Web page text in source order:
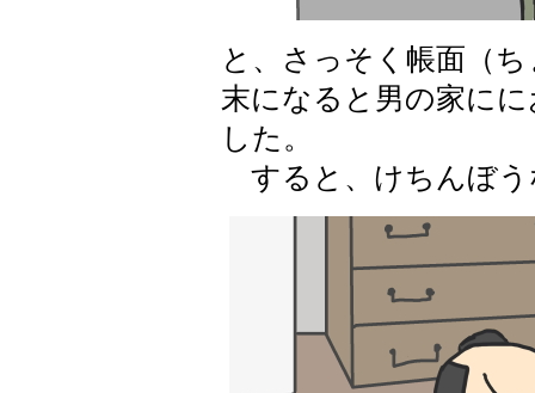
と、さっそく帳面（
末になると男の家に
した。
すると、けちんぼう